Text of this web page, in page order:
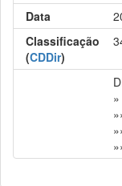
Data
Classificação
(CDDir)